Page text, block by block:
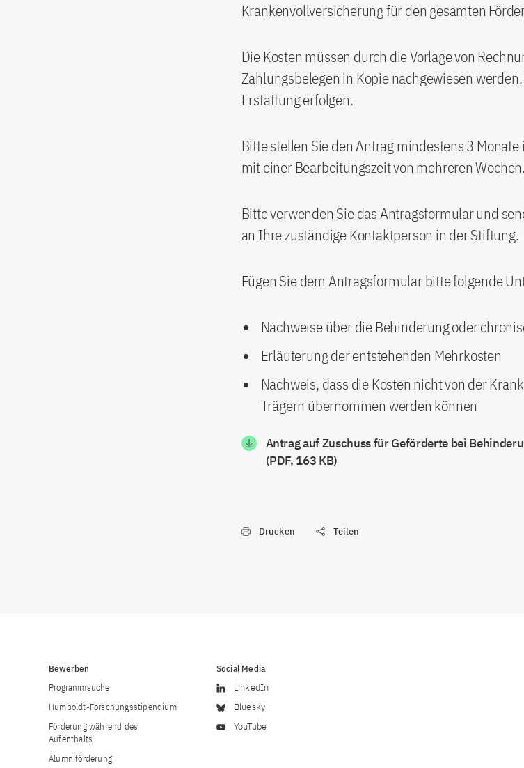
Krankenvollversicherung für den gesamten
Die Kosten müssen durch die Vorlage von
Zahlungsbelegen in Kopie nachgewiesen
Erstattung erfolgen.
Bitte stellen Sie den Antrag mindestens 3
mit einer Bearbeitungszeit von mehreren Wochen.
Bitte verwenden Sie das Antragsformular und
an Ihre zuständige Kontaktperson in der Stiftung.
Fügen Sie dem Antragsformular bitte folgende
Nachweise über die Behinderung oder
Erläuterung der entstehenden Mehrkosten
Nachweis, dass die Kosten nicht von der
Trägern übernommen werden können
Antrag auf Zuschuss für Geförderte bei
(PDF, 163 KB)
Drucken Teilen
Bewerben
Programmsuche
Humboldt-Forschungsstipendium
Förderung während des
Aufenthalts
Alumniförderung
Social Media
LinkedIn
Bluesky
YouTube